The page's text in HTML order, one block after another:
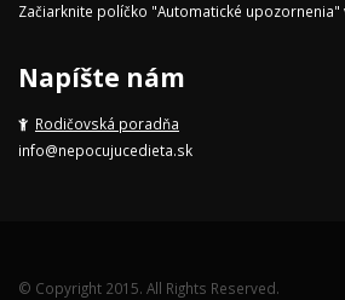
Začiarknite políčko "Automatické upozornenia"
Napíšte nám
Rodičovská poradňa
info@nepocujucedieta.sk
© Copyright 2015. All Rights Reserved.